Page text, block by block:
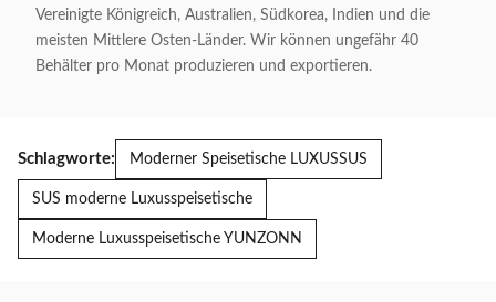
Vereinigte Königreich, Australien, Südkorea, Indien und die
meisten Mittlere Osten-Länder. Wir können ungefähr 40
Behälter pro Monat produzieren und exportieren.
Schlagworte: Moderner Speisetische LUXUSSUS
SUS moderne Luxusspeisetische
Moderne Luxusspeisetische YUNZONN